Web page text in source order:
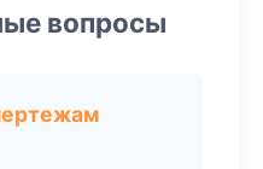
вопросы